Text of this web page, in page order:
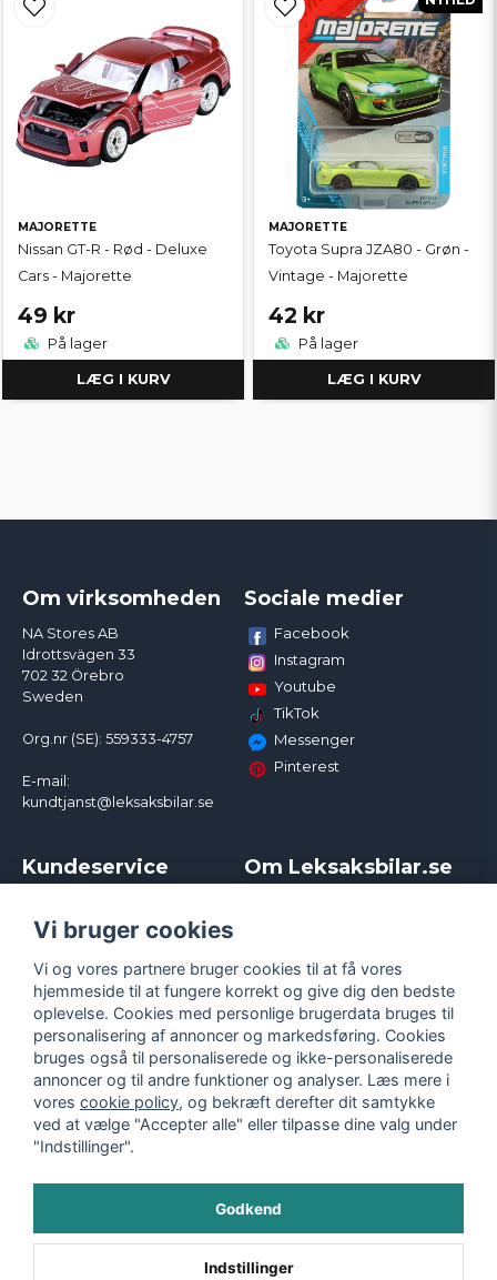
MAJORETTE
Nissan GT-R - Rød - Deluxe
Cars - Majorette
49 kr
På lager
LÆG I KURV
MAJORETTE
Toyota Supra JZA80 - Grøn -
Vintage - Majorette
42 kr
På lager
LÆG I KURV
Om virksomheden
NA Stores AB
Idrottsvägen 33
702 32 Örebro
Sweden
Org.nr (SE): 559333-4757
E-mail:
kundtjanst@leksaksbilar.se
Sociale medier
Facebook
Instagram
Youtube
TikTok
Messenger
Pinterest
Kundeservice
Kampagner og rabatter
Reklamation
Policy chase cars
Returnera
Logga in
Om Leksaksbilar.se
Handelsbetingelser
Persondatapolitik
Cookies
Vi bruger cookies
Vi og vores partnere bruger cookies til at få vores
hjemmeside til at fungere korrekt og give dig den bedste
oplevelse. Cookies med personlige brugerdata bruges til
personalisering af annoncer og markedsføring. Cookies
bruges også til personaliserede og ikke-personaliserede
annoncer og til andre funktioner og analyser. Læs mere i
vores cookie policy, og bekræft derefter dit samtykke
ved at vælge "Accepter alle" eller tilpasse dine valg under
"Indstillinger".
Godkend
Indstillinger